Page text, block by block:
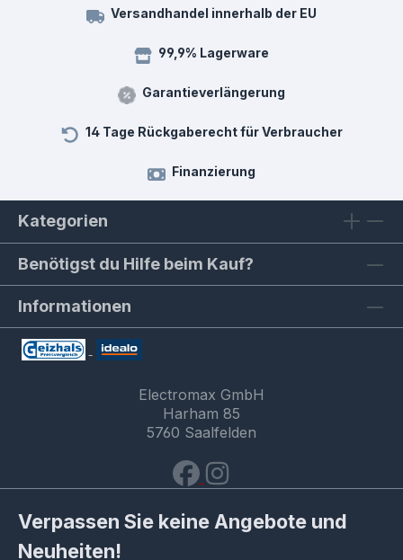
Versandhandel innerhalb der EU
99,9% Lagerware
Garantieverlängerung
14 Tage Rückgaberecht für Verbraucher
Finanzierung
Kategorien
Benötigst du Hilfe beim Kauf?
Informationen
Electromax GmbH
Harham 85
5760 Saalfelden
Verpassen Sie keine Angebote und
Neuheiten!